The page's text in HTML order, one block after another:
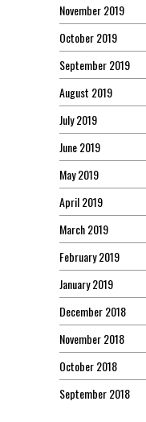
November 2019
October 2019
September 2019
August 2019
July 2019
June 2019
May 2019
April 2019
March 2019
February 2019
January 2019
December 2018
November 2018
October 2018
September 2018